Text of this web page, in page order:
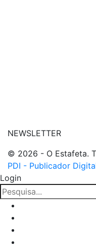
NEWSLETTER
© 2026 - O Estafeta.
PDI - Publicador
Login